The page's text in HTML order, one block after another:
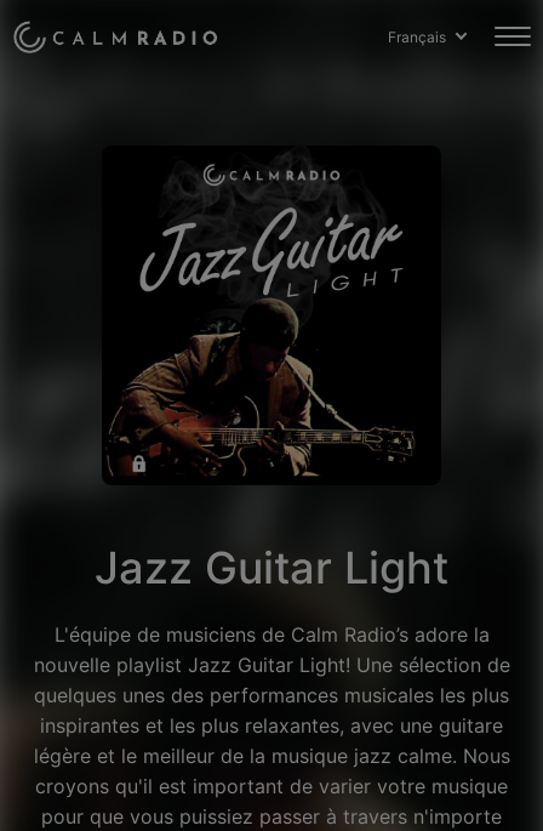
Français
Jazz Guitar Light
L'équipe de musiciens de Calm Radio’s adore la
nouvelle playlist Jazz Guitar Light! Une sélection de
quelques unes des performances musicales les plus
inspirantes et les plus relaxantes, avec une guitare
légère et le meilleur de la musique jazz calme. Nous
croyons qu'il est important de varier votre musique
pour que vous puissiez passer à travers n'importe